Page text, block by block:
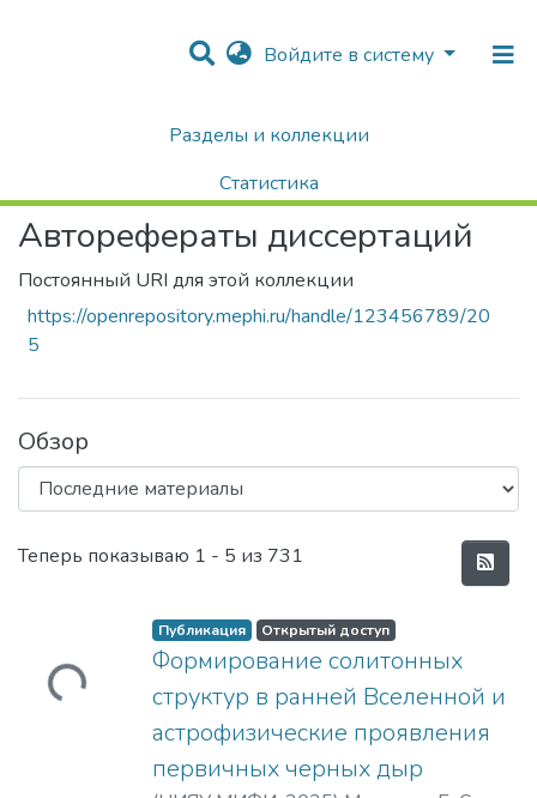
Войдите в систему
Разделы и коллекции
Статистика
Поиск
Диссертации / Выпускные квалификационные работы
Авторефераты диссертаций
Постоянный URI для этой коллекции
https://openrepository.mephi.ru/handle/123456789/20
5
Обзор
Последние материалы
Теперь показываю 1 - 5 из 731
Загружается...
Публикация Открытый доступ
Формирование солитонных
структур в ранней Вселенной и
астрофизические проявления
первичных черных дыр